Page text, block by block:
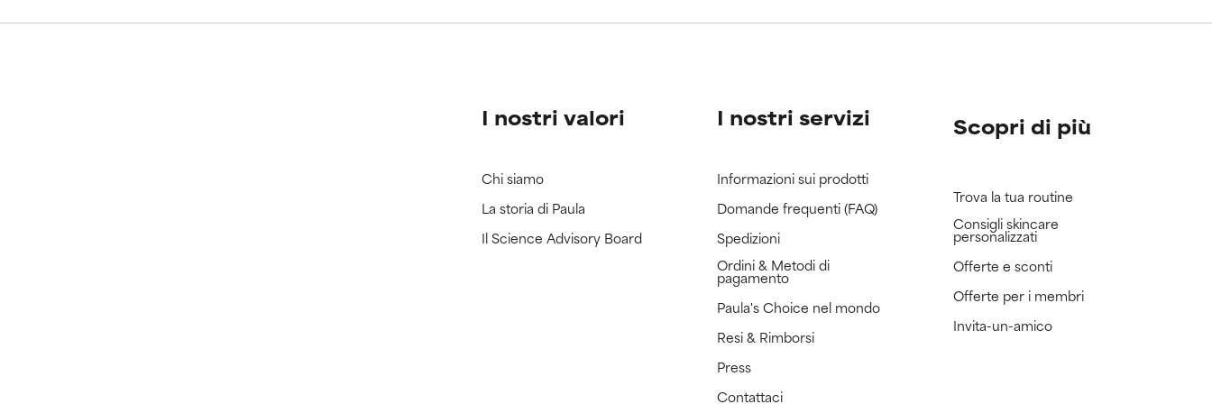
I nostri valori
Chi siamo
La storia di Paula
Il Science Advisory Board
I nostri servizi
Informazioni sui prodotti
Domande frequenti (FAQ)
Spedizioni
Ordini & Metodi di
pagamento
Paula's Choice nel mondo
Resi & Rimborsi
Press
Contattaci
Scopri di più
Trova la tua routine
Consigli skincare
personalizzati
Offerte e sconti
Offerte per i membri
Invita-un-amico